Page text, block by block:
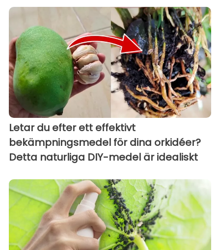
Letar du efter ett effektivt
bekämpningsmedel för dina orkidéer?
Detta naturliga DIY-medel är idealiskt